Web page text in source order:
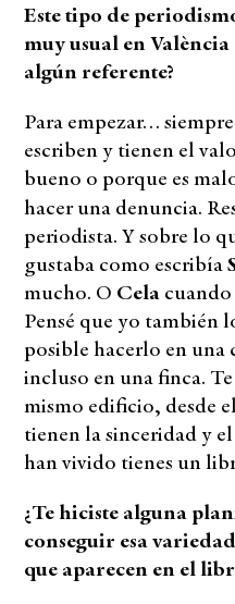
Este tipo de
muy usual en València
algún referente?
Para empezar…
escriben y tienen el
bueno o porque es
hacer una denuncia.
periodista. Y sobre lo
gustaba como escribía
mucho. O Cela cuando
Pensé que yo también
posible hacerlo en una
incluso en una finca.
mismo edificio, desde
tienen la sinceridad y
han vivido tienes un
¿Te hiciste alguna
conseguir esa
que aparecen en el